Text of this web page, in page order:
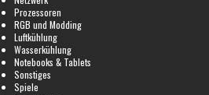
Prozessoren
RGB und Modding
Luftkühlung
Wasserkühlung
Notebooks & Tablets
Sonstiges
Spiele